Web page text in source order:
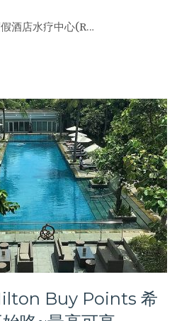
假酒店水疗中心(R…
Buy Points 希